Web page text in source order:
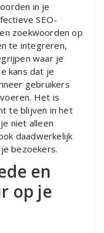
in je
SEO-
zoekwoorden op
te integreren,
waar je
kans dat je
gebruikers
Het is
te blijven in het
niet alleen
daadwerkelijk
bezoekers.
en
op je